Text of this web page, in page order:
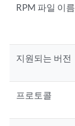
RPM 파일 이름
지원되는 버전
프로토콜